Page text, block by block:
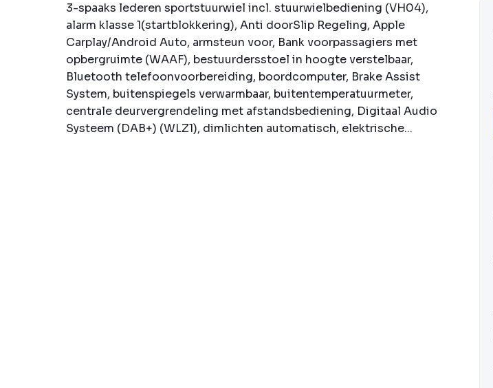
3-spaaks lederen sportstuurwiel incl. stuurwielbediening (VH04),
alarm klasse 1(startblokkering), Anti doorSlip Regeling, Apple
Carplay/Android Auto, armsteun voor, Bank voorpassagiers met
opbergruimte (WAAF), bestuurdersstoel in hoogte verstelbaar,
Bluetooth telefoonvoorbereiding, boordcomputer, Brake Assist
System, buitenspiegels verwarmbaar, buitentemperatuurmeter,
centrale deurvergrendeling met afstandsbediening, Digitaal Audio
Systeem (DAB+) (WLZ1), dimlichten automatisch, elektrische...